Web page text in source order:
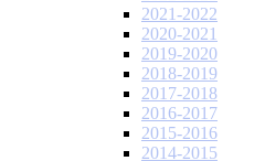
2021-2022
2020-2021
2019-2020
2018-2019
2017-2018
2016-2017
2015-2016
2014-2015